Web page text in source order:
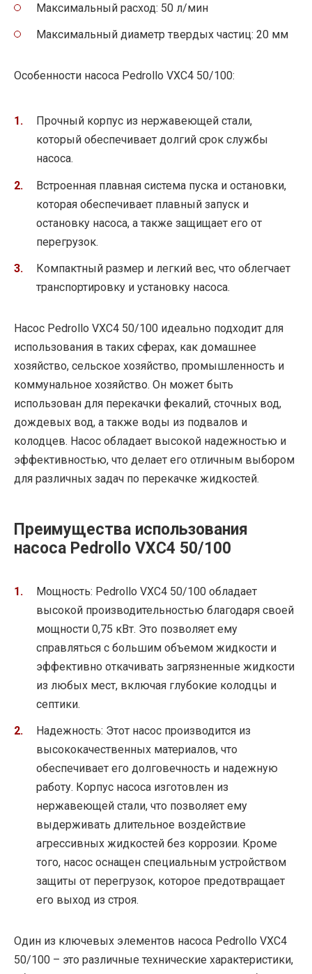
Максимальный расход: 50 л/мин
Максимальный диаметр твердых частиц: 20 мм
Особенности насоса Pedrollo VXC4 50/100:
Прочный корпус из нержавеющей стали,
который обеспечивает долгий срок службы
насоса.
Встроенная плавная система пуска и остановки,
которая обеспечивает плавный запуск и
остановку насоса, а также защищает его от
перегрузок.
Компактный размер и легкий вес, что облегчает
транспортировку и установку насоса.
Насос Pedrollo VXC4 50/100 идеально подходит для
использования в таких сферах, как домашнее
хозяйство, сельское хозяйство, промышленность и
коммунальное хозяйство. Он может быть
использован для перекачки фекалий, сточных вод,
дождевых вод, а также воды из подвалов и
колодцев. Насос обладает высокой надежностью и
эффективностью, что делает его отличным выбором
для различных задач по перекачке жидкостей.
Преимущества использования
насоса Pedrollo VXC4 50/100
Мощность: Pedrollo VXC4 50/100 обладает
высокой производительностью благодаря своей
мощности 0,75 кВт. Это позволяет ему
справляться с большим объемом жидкости и
эффективно откачивать загрязненные жидкости
из любых мест, включая глубокие колодцы и
септики.
Надежность: Этот насос производится из
высококачественных материалов, что
обеспечивает его долговечность и надежную
работу. Корпус насоса изготовлен из
нержавеющей стали, что позволяет ему
выдерживать длительное воздействие
агрессивных жидкостей без коррозии. Кроме
того, насос оснащен специальным устройством
защиты от перегрузок, которое предотвращает
его выход из строя.
Один из ключевых элементов насоса Pedrollo VXC4
50/100 – это различные технические характеристики,